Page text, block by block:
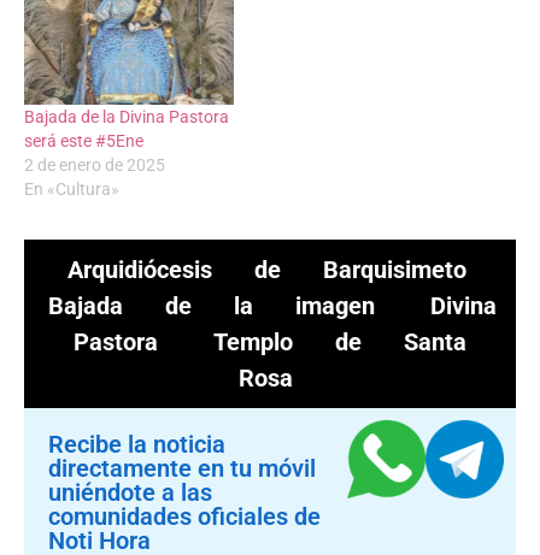
Bajada de la Divina Pastora
será este #5Ene
2 de enero de 2025
En «Cultura»
Arquidiócesis de Barquisimeto
Bajada de la imagen
Divina
Pastora
Templo de Santa
Rosa
Recibe la noticia
directamente en tu móvil
uniéndote a las
comunidades oficiales de
Noti Hora